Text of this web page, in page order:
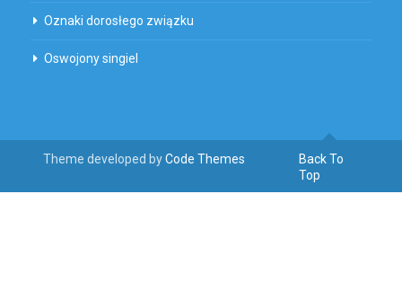
Oznaki dorosłego związku
Oswojony singiel
Theme developed byCode Themes
Back To
Top